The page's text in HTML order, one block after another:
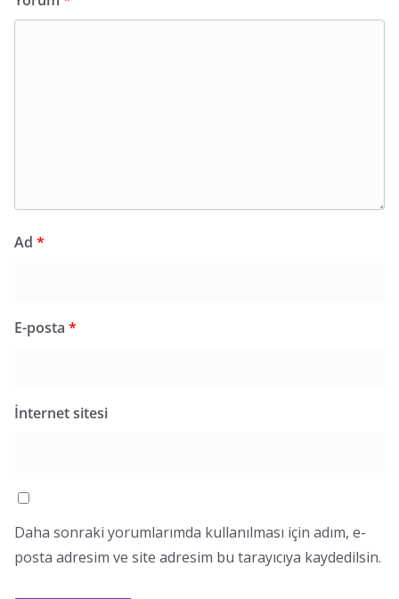
Ad *
E-posta *
İnternet sitesi
Daha sonraki yorumlarımda kullanılması için adım, e-
posta adresim ve site adresim bu tarayıcıya kaydedilsin.